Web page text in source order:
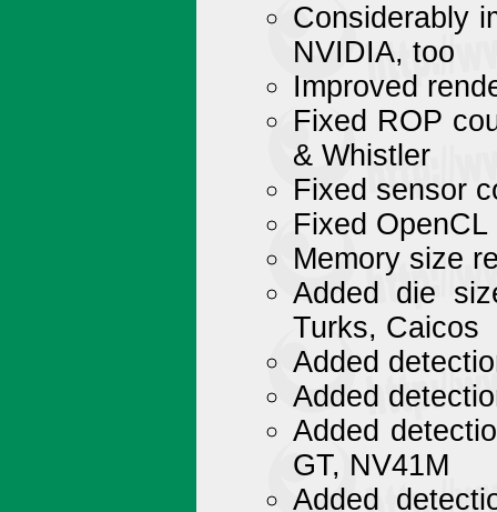
Considerably
NVIDIA, too
Improved
Fixed ROP
& Whistler
Fixed sensor
Fixed
Memory size
Added die
Turks, Caicos
Added
Added
Added
GT, NV41M
Added